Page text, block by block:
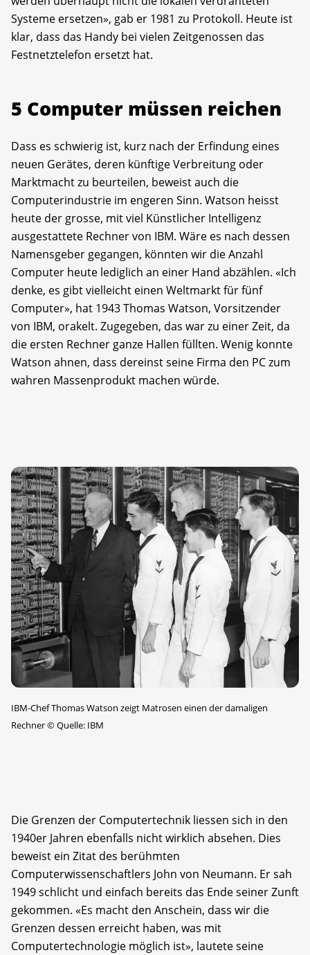
Systeme ersetzen», gab er 1981 zu Protokoll. Heute ist
klar, dass das Handy bei vielen Zeitgenossen das
Festnetztelefon ersetzt hat.
5 Computer müssen reichen
Dass es schwierig ist, kurz nach der Erfindung eines
neuen Gerätes, deren künftige Verbreitung oder
Marktmacht zu beurteilen, beweist auch die
Computerindustrie im engeren Sinn. Watson heisst
heute der grosse, mit viel Künstlicher Intelligenz
ausgestattete Rechner von IBM. Wäre es nach dessen
Namensgeber gegangen, könnten wir die Anzahl
Computer heute lediglich an einer Hand abzählen. «Ich
denke, es gibt vielleicht einen Weltmarkt für fünf
Computer», hat 1943 Thomas Watson, Vorsitzender
von IBM, orakelt. Zugegeben, das war zu einer Zeit, da
die ersten Rechner ganze Hallen füllten. Wenig konnte
Watson ahnen, dass dereinst seine Firma den PC zum
wahren Massenprodukt machen würde.
IBM-Chef Thomas Watson zeigt Matrosen einen der damaligen
Rechner©Quelle: IBM
Die Grenzen der Computertechnik liessen sich in den
1940er Jahren ebenfalls nicht wirklich absehen. Dies
beweist ein Zitat des berühmten
Computerwissenschaftlers John von Neumann. Er sah
1949 schlicht und einfach bereits das Ende seiner Zunft
gekommen. «Es macht den Anschein, dass wir die
Grenzen dessen erreicht haben, was mit
Computertechnologie möglich ist», lautete seine